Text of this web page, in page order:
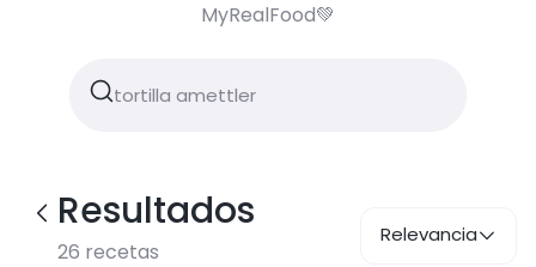
MyRealFood💚
Resultados
26 recetas
Relevancia